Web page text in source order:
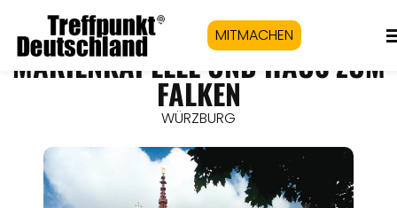
MITMACHEN
MARIENKAPELLE UND HAUS ZUM
FALKEN
WÜRZBURG